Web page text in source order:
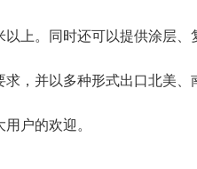
以上。同时还可以提供涂层
，并以多种形式出口北美
户的欢迎。